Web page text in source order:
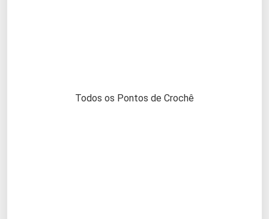
Todos os Pontos de Crochê